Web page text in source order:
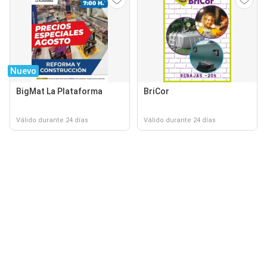
Nuevo
BigMat La Plataforma
Válido durante 24 días
BriCor
Válido durante 24 días